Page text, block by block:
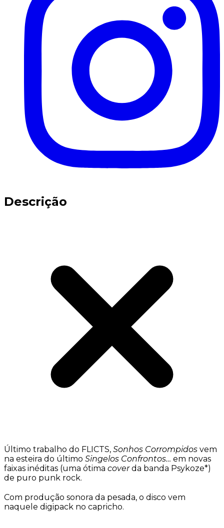
Descrição
Último trabalho do FLICTS, Sonhos Corrompidos vem
na esteira do último Singelos Confrontos… em novas
faixas inéditas (uma ótima coverda banda Psykoze*)
de puro punk rock.
Com produção sonora da pesada, o disco vem
naquele digipack no capricho.